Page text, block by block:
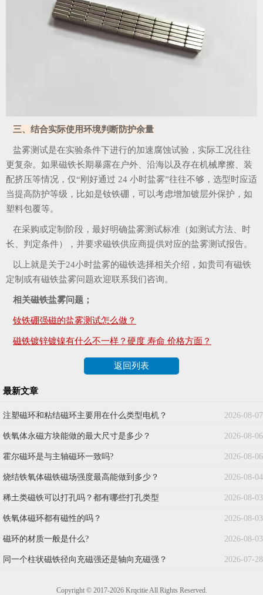
三、结合实际使用环境判断防护余量
盐雾测试是在实验条件下进行的加速腐蚀试验，实际工况往往
更复杂。如果磁铁长期暴露在户外、沿海以及存在机械摩擦、装
配挤压等情况，仅“刚好通过 24 小时盐雾”往往不够，选型时应适
当提高防护等级，比如是钕铁硼，可以考虑增加镀层外保护，如
塑料包覆等。
在采购或定制阶段，最好明确盐雾测试标准（如测试方法、时
长、判定条件），并要求磁铁供应商提供对应的盐雾测试报告。
以上就是关于24小时盐雾的磁铁选择相关介绍，如贵司有磁铁
定制或有磁铁盐雾问题欢迎联系我们咨询。
相关磁铁盐雾问题；
钕铁硼强磁的盐雾测试怎么做？
磁铁镀锌镀镍有什么不一样？硬度 寿命 价格方面？
返回列表
最新文章
2026-08-07
注塑磁环和粘结磁环主要用在什么类型电机？
2026-08-06
铁氧体永磁方块能做的最大尺寸是多少？
2026-08-06
霍尔磁环是与主轴磁环一致吗?
2026-08-04
烧结铁氧体磁铁磁场强度最高能做到多少？
2026-08-03
稀土类磁铁可以打孔吗？都有哪些打孔类型
2026-08-03
铁氧体磁环都有磁性的吗？
2026-08-03
磁环的材质一般是什么?
2026-07-28
同一个柱状磁铁径向充磁强还是轴向充磁强？
Copyright © 2017-2026 Krqcitie All Rights Reserved.